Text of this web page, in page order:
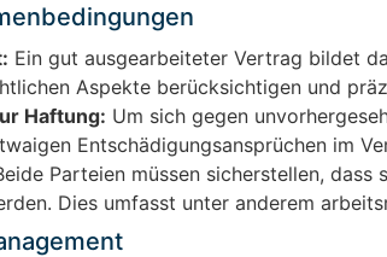
Ein gut ausgearbeiteter Vertrag bildet
Aspekte berücksichtigen und
Haftung: Um sich gegen
Entschädigungsansprüchen im
Parteien müssen sicherstellen,
Dies umfasst unter anderem